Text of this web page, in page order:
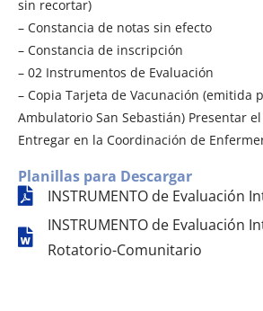
sin recortar)
– Constancia de notas sin efecto
– Constancia de inscripción
– 02 Instrumentos de Evaluación
– Copia Tarjeta de Vacunación (emitida
Ambulatorio San Sebastián) Presentar
Entregar en la Coordinación de
Planillas para Descargar
INSTRUMENTO de Evaluación
INSTRUMENTO de Evaluación
Rotatorio-Comunitario